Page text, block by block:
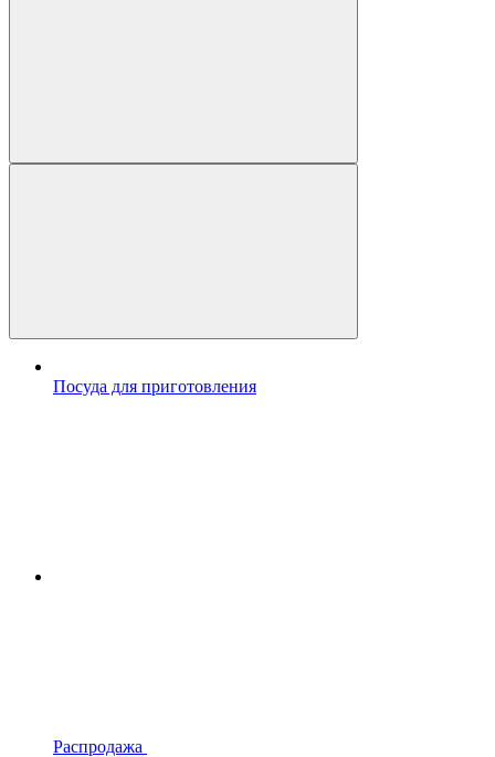
Посуда для приготовления
Распродажа